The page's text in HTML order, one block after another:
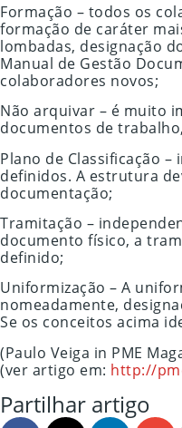
Formação – todos os
formação de caráter
lombadas, designação
Manual de Gestão
colaboradores novos;
Não arquivar – é muito
documentos de
Plano de Classificação
definidos. A estrutura
documentação;
Tramitação –
documento físico, a
definido;
Uniformização – A
nomeadamente,
Se os conceitos acima
(Paulo Veiga in PME
(ver artigo em: http://
Partilhar artigo